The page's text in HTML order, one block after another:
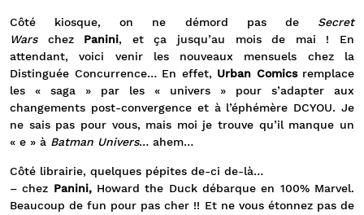
Côté kiosque, on ne démord pas de Secret
Warschez Panini, et ça jusqu’au mois de mai ! En
attendant, voici venir les nouveaux mensuels chez la
Distinguée Concurrence… En effet, Urban Comicsremplace
les « saga » par les « univers » pour s’adapter aux
changements post-convergence et à l’éphémère DCYOU. Je
ne sais pas pour vous, mais moi je trouve qu’il manque un
« e » à Batman Univers… ahem…
Côté librairie, quelques pépites de-ci de-là…
– chez Panini,Howard the Duck débarque en 100% Marvel.
Beaucoup de fun pour pas cher !! Et ne vous étonnez pas de